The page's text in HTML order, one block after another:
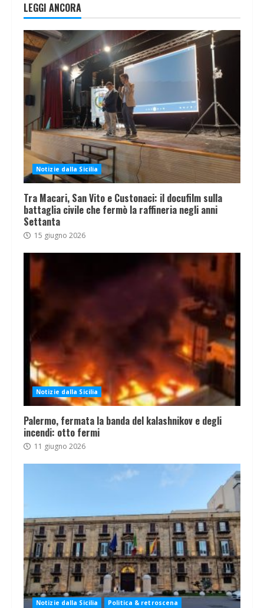
LEGGI ANCORA
Notizie dalla Sicilia
Tra Macari, San Vito e Custonaci: il docufilm sulla
battaglia civile che fermò la raffineria negli anni
Settanta
15 giugno 2026
Notizie dalla Sicilia
Palermo, fermata la banda del kalashnikov e degli
incendi: otto fermi
11 giugno 2026
Notizie dalla Sicilia Politica & retroscena